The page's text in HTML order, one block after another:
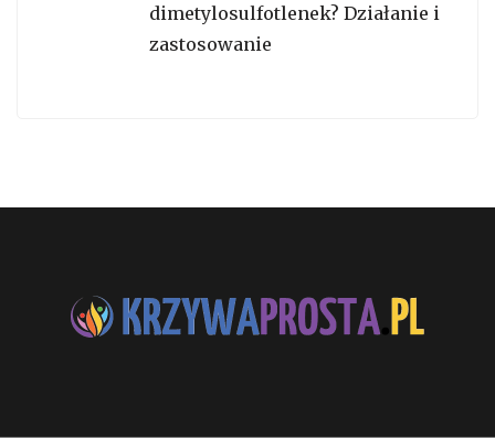
dimetylosulfotlenek? Działanie i
zastosowanie